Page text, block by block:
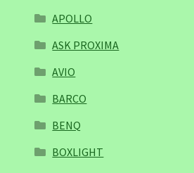
APOLLO
ASK PROXIMA
AVIO
BARCO
BENQ
BOXLIGHT